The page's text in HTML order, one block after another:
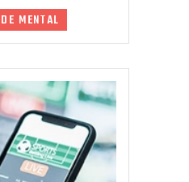
MENTAL